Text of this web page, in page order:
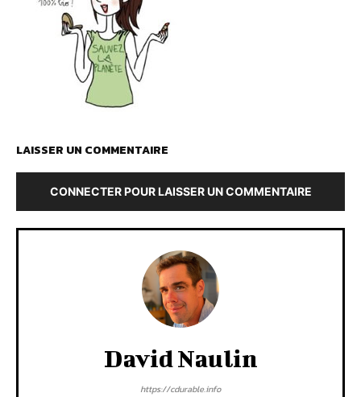
LAISSER UN COMMENTAIRE
CONNECTER POUR LAISSER UN COMMENTAIRE
David Naulin
https://cdurable.info